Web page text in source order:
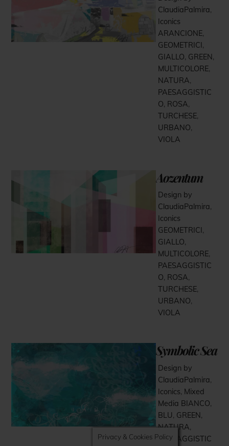
ClaudiaPalmira,
Iconics
ARANCIONE,
GEOMETRICI ,
GIALLO, GREEN ,
MULTICOLORE,
NATURA,
PAESAGGISTIC
O, ROSA,
TURCHESE,
URBANO,
VIOLA
Aozentum
Design by
ClaudiaPalmira,
Iconics
GEOMETRICI,
GIALLO,
MULTICOLORE,
PAESAGGISTIC
O, ROSA,
TURCHESE,
URBANO,
VIOLA
Symbolic Sea
Design by
ClaudiaPalmira,
Iconics, Mixed
Media BIANCO,
BLU, GREEN,
NATURA,
PAESAGGISTIC
Privacy & Cookies Policy